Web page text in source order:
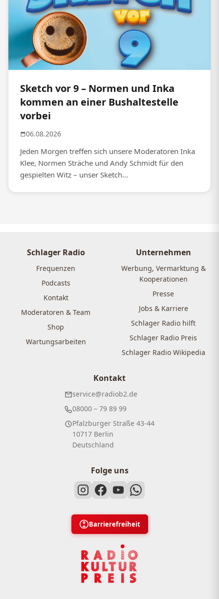
Sketch vor 9 – Normen und Inka
kommen an einer Bushaltestelle
vorbei
06.08.2026
Jeden Morgen treffen sich unsere Moderatoren Inka
Klee, Normen Sträche und Andy Schmidt für den
gespielten Witz – unser Sketch...
Schlager Radio
Frequenzen
Podcasts
Kontakt
Moderatoren & Team
Shop
Wartungsarbeiten
Unternehmen
Werbung, Vermarktung &
Kooperationen
Presse
Jobs & Karriere
Schlager Radio hilft
Schlager Radio Preis
Schlager Radio Wikipedia
Kontakt
service@radiob2.de
08000 – 79 89 99
Pfalzburger Straße 43-44
10717 Berlin
Deutschland
Folge uns
Barrierefreiheit